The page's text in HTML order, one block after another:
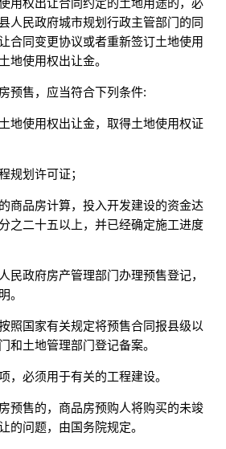
用权出让合同约定的土地用途的，必
人民政府城市规划行政主管部门的同
合同变更协议或者重新签订土地使用
地使用权出让金。
预售，应当符合下列条件:
地使用权出让金，取得土地使用权证
规划许可证；
商品房计算，投入开发建设的资金达
之二十五以上，并已经确定施工进度
民政府房产管理部门办理预售登记，
。
照国家有关规定将预售合同报县级以
和土地管理部门登记备案。
，必须用于有关的工程建设。
预售的，商品房预购人将购买的未竣
的问题，由国务院规定。